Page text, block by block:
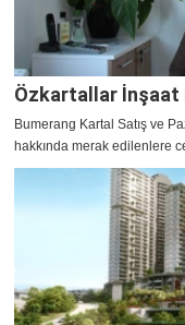
Özkartallar İnşaat
Bumerang Kartal Satış ve
hakkında merak edilenlere